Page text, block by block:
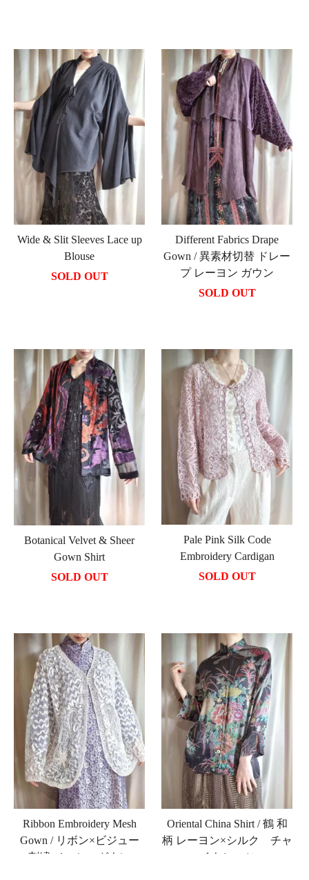
Wide & Slit Sleeves Lace up
Blouse
SOLD OUT
Different Fabrics Drape
Gown / 異素材切替 ドレー
プ レーヨン ガウン
SOLD OUT
Botanical Velvet & Sheer
Gown Shirt
SOLD OUT
Pale Pink Silk Code
Embroidery Cardigan
SOLD OUT
Ribbon Embroidery Mesh
Gown / リボン×ビジュー
刺繍 メッシュガウン
Oriental China Shirt / 鶴 和
柄 レーヨン×シルク チャ
イナシャツ